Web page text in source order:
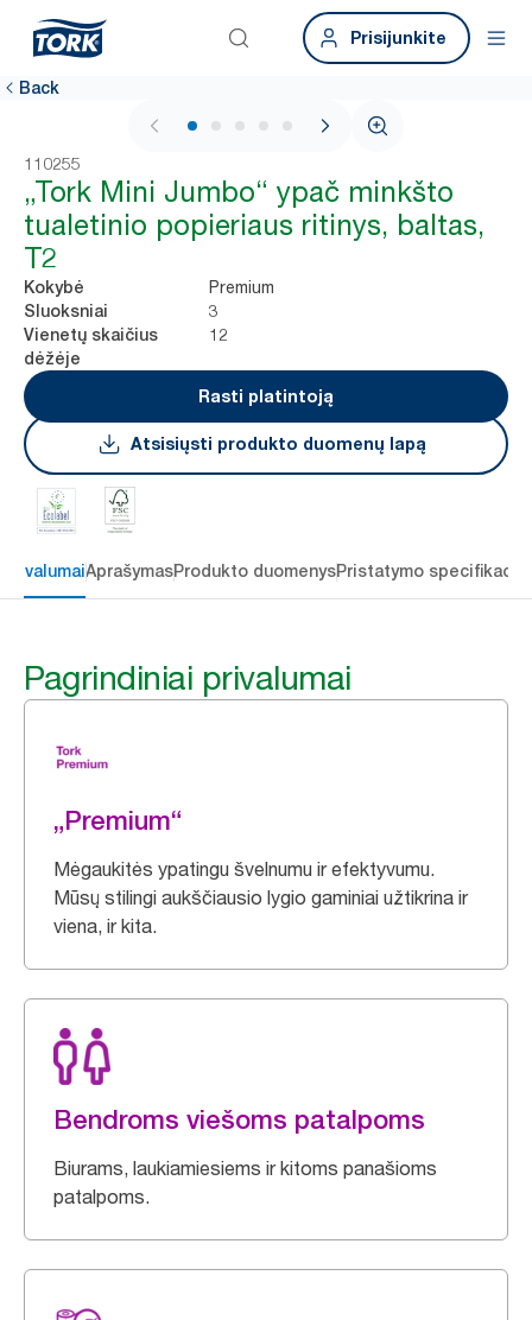
Prisijunkite
Back
1 / 5
110255
„Tork Mini Jumbo“ ypač minkšto
tualetinio popieriaus ritinys, baltas,
T2
Kokybė Premium
Sluoksniai 3
Vienetų skaičius
dėžėje
12
Rasti platintoją
Atsisiųsti produkto duomenų lapą
AprašymasProdukto duomenysPristatymo
Pagrindiniai privalumai
„Premium“
Mėgaukitės ypatingu švelnumu ir efektyvumu.
Mūsų stilingi aukščiausio lygio gaminiai užtikrina ir
viena, ir kita.
Bendroms viešoms patalpoms
Biurams, laukiamiesiems ir kitoms panašioms
patalpoms.